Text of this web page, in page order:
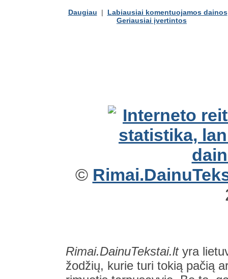
Daugiau | Labiausiai komentuojamos dainos
Geriausiai įvertintos
©
Rimai.DainuTekstai.ltyra
žodžių, kurie turi tokią pačią